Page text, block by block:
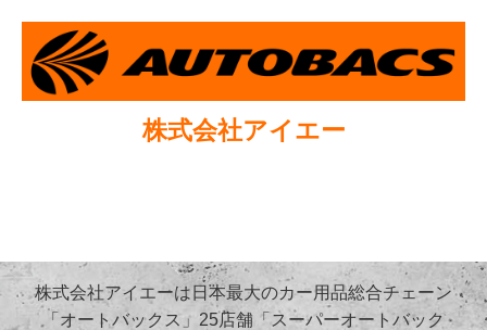
株式会社アイエー
株式会社アイエーは日本最大のカー用品総合チェーン
「オートバックス」25店舗「スーパーオートバック